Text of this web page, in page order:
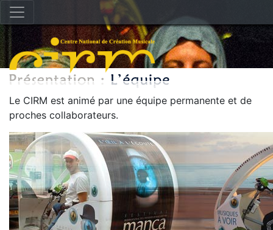
Le CIRM est animé par une équipe permanente et de
proches collaborateurs.